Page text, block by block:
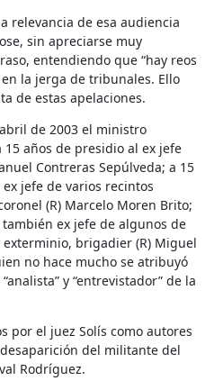
relevancia de esa audiencia
sin apreciarse muy
entendiendo que “hay reos
la jerga de tribunales. Ello
de estas apelaciones.
de 2003 el ministro
años de presidio al ex jefe
Contreras Sepúlveda; a 15
jefe de varios recintos
(R) Marcelo Moren Brito;
ex jefe de algunos de
brigadier (R) Miguel
no hace mucho se atribuyó
y “entrevistador” de la
por el juez Solís como autores
del militante del
Rodríguez.